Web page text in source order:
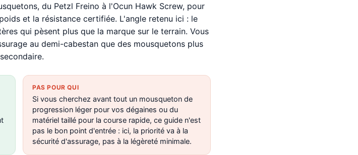
du Petzl Freino à l'Ocun Hawk Screw, pour
et la résistance certifiée. L'angle retenu ici : le
qui pèsent plus que la marque sur le terrain. Vous
au demi-cabestan que des mousquetons plus
PAS POUR QUI
Si vous cherchez avant tout un mousqueton de
progression léger pour vos dégaines ou du
matériel taillé pour la course rapide, ce guide n'est
pas le bon point d'entrée : ici, la priorité va à la
sécurité d'assurage, pas à la légèreté minimale.